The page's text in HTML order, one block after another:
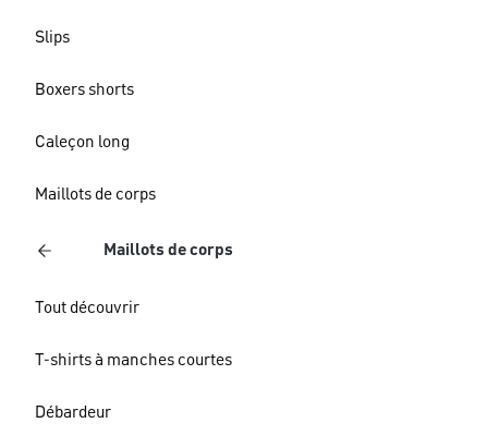
Slips
Boxers shorts
Caleçon long
Maillots de corps
Maillots de corps
Tout découvrir
T-shirts à manches courtes
Débardeur